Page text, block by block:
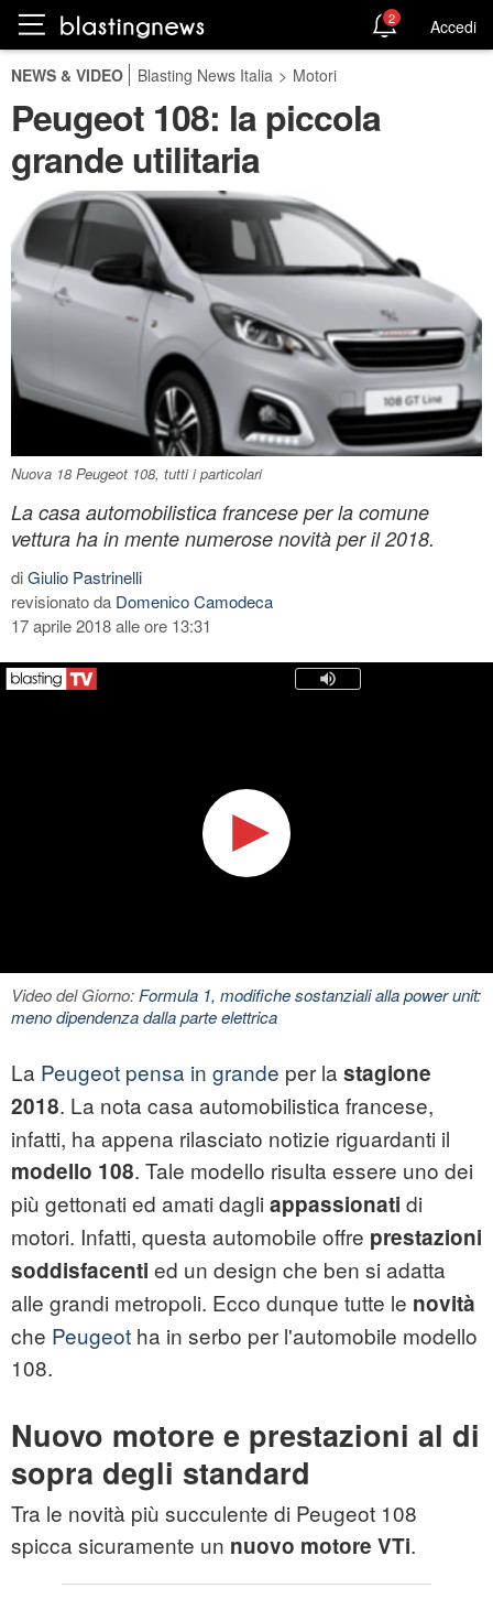
2 Accedi
NEWS & VIDEO Blasting News Italia > Motori
Peugeot 108: la piccola
grande utilitaria
Nuova 18 Peugeot 108, tutti i particolari
La casa automobilistica francese per la comune
vettura ha in mente numerose novità per il 2018.
diGiulio Pastrinelli
revisionato da Domenico Camodeca
17 aprile 2018 alle ore 13:31
Video del Giorno:Formula 1, modifiche sostanziali alla power unit:
meno dipendenza dalla parte elettrica
La Peugeot pensa in grande per la stagione
2018. La nota casa automobilistica francese,
infatti, ha appena rilasciato notizie riguardanti il
modello 108. Tale modello risulta essere uno dei
più gettonati ed amati dagli appassionati di
motori. Infatti, questa automobile offre prestazioni
soddisfacenti ed un design che ben si adatta
alle grandi metropoli. Ecco dunque tutte le novità
che Peugeot ha in serbo per l'automobile modello
108.
Nuovo motore e prestazioni al di
sopra degli standard
Tra le novità più succulente di Peugeot 108
spicca sicuramente un nuovo motore VTi.